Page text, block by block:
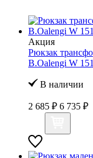
Акция
Рюкзак
B.Oalengi W
В наличии
2 685 ₽ 6 735 ₽